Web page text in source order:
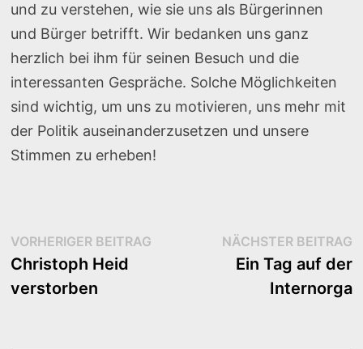
und zu verstehen, wie sie uns als Bürgerinnen
und Bürger betrifft. Wir bedanken uns ganz
herzlich bei ihm für seinen Besuch und die
interessanten Gespräche. Solche Möglichkeiten
sind wichtig, um uns zu motivieren, uns mehr mit
der Politik auseinanderzusetzen und unsere
Stimmen zu erheben!
Beitragsnavigation
VORHERIGER BEITRAGVorheriger
Christoph Heid
verstorben
NÄCHSTER BEITRAG
Ein Tag auf der
Internorga